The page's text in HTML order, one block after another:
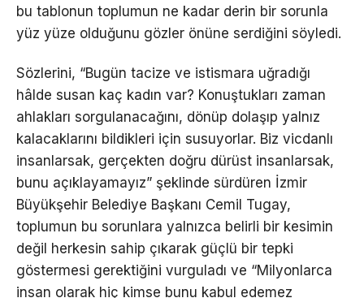
bu tablonun toplumun ne kadar derin bir sorunla
yüz yüze olduğunu gözler önüne serdiğini söyledi.
Sözlerini, “Bugün tacize ve istismara uğradığı
hâlde susan kaç kadın var? Konuştukları zaman
ahlakları sorgulanacağını, dönüp dolaşıp yalnız
kalacaklarını bildikleri için susuyorlar. Biz vicdanlı
insanlarsak, gerçekten doğru dürüst insanlarsak,
bunu açıklayamayız” şeklinde sürdüren İzmir
Büyükşehir Belediye Başkanı Cemil Tugay,
toplumun bu sorunlara yalnızca belirli bir kesimin
değil herkesin sahip çıkarak güçlü bir tepki
göstermesi gerektiğini vurguladı ve “Milyonlarca
insan olarak hiç kimse bunu kabul edemez